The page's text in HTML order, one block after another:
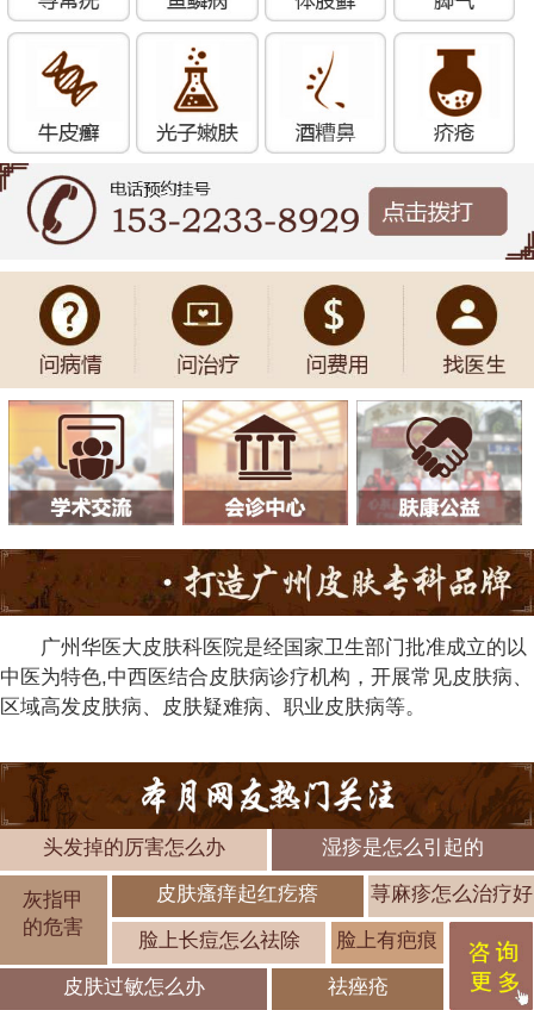
广州华医大皮肤科医院是经国家卫生部门批准成立的以
中医为特色,中西医结合皮肤病诊疗机构，开展常见皮肤病、
区域高发皮肤病、皮肤疑难病、职业皮肤病等。
头发掉的厉害怎么办 湿疹是怎么引起的
灰指甲
的危害
皮肤瘙痒起红疙瘩 荨麻疹怎么治疗好
脸上长痘怎么祛除 脸上有疤痕
皮肤过敏怎么办 祛痤疮